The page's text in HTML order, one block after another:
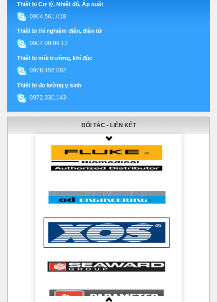
Thiết bị Cơ lý, Nhiệt độ, Áp suất
0904.561.018
Thiết bị thí nghiệm điện, điện tử
0904.09.09.13
Thiết bị môi trường, khí độc
0978.456.092
Thiết bị đo lường y sinh
0972.330.143
ĐỐI TÁC - LIÊN KẾT